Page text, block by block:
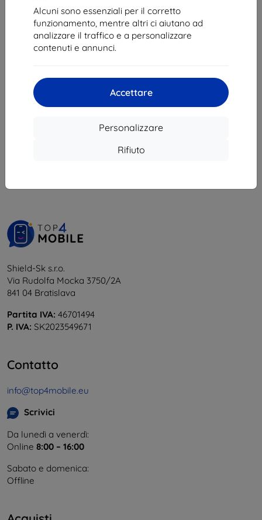
Alcuni sono essenziali per il corretto
funzionamento, mentre altri ci aiutano ad
analizzare il traffico e a personalizzare
contenuti e annunci.
Accettare
Personalizzare
Rifiuto
3MK FlexibleGlass OnePlus 6
vetro ibrido
11,90 €
10,71 €
Shield-Sk s.r.o.
Via Rudolfa Mocka 3750/2A
841 04 Bratislava
Partita IVA: 46701494
P. IVA: SK2023549671
Contatto
info@top4mobile.eu
Scrivici
Da lunedì a venerdì:
Online 8:00 – 16:00
Sabato e domenica:
Offline